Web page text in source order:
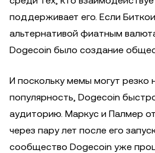
поддерживает его. Если
альтернативой фиатным
Dogecoin было создание
И поскольку мемы могут резко
популярность, Dogecoin
аудиторию. Маркус и Палмер
через пару лет после его
сообщество Dogecoin уже